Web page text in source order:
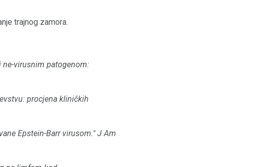
trajnog zamora.
virusnim patogenom:
procjena kliničkih
Epstein-Barr virusom." J Am